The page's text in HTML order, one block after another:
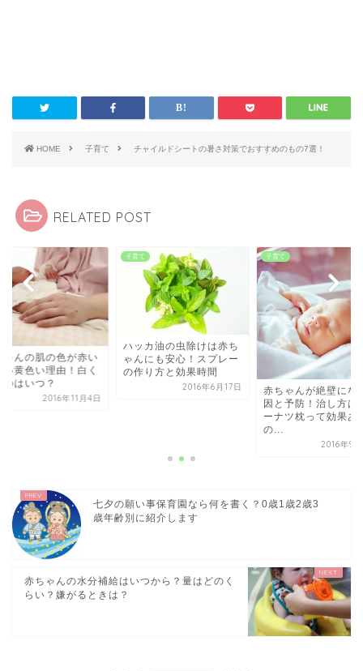
HOME 子育て チャイルドシートの暑さ対策でおすすめのもの7選！
RELATED POST
ゃんの肌の色が赤い
い黄色い理由！白く
のはいつ？
2016年11月4日
子育て
ハッカ油の虫除けは赤ち
ゃんにも安心！スプレー
の作り方と効果時間
2016年6月17日
子育て
赤ちゃんが絶壁にな
因と予防！治し方は
ーナツ枕って効果あ
の...
2016年9
七夕の願い事保育園なら何を書く？0歳1歳2歳3
歳年齢別に紹介します
赤ちゃんの水分補給はいつから？量はどのく
らい？嫌がるときは？